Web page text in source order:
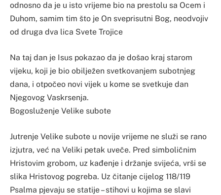
odnosno da je u isto vrijeme bio na prestolu sa Ocem i
Duhom, samim tim što je On sveprisutni Bog, neodvojiv
od druga dva lica Svete Trojice
Na taj dan je Isus pokazao da je došao kraj starom
vijeku, koji je bio obilježen svetkovanjem subotnjeg
dana, i otpočeo novi vijek u kome se svetkuje dan
Njegovog Vaskrsenja.
Bogosluženje Velike subote
Jutrenje Velike subote u novije vrijeme ne služi se rano
izjutra, već na Veliki petak uveče. Pred simboličnim
Hristovim grobom, uz kađenje i držanje svijeća, vrši se
slika Hristovog pogreba. Uz čitanje cijelog 118/119
Psalma pjevaju se statije – stihovi u kojima se slavi